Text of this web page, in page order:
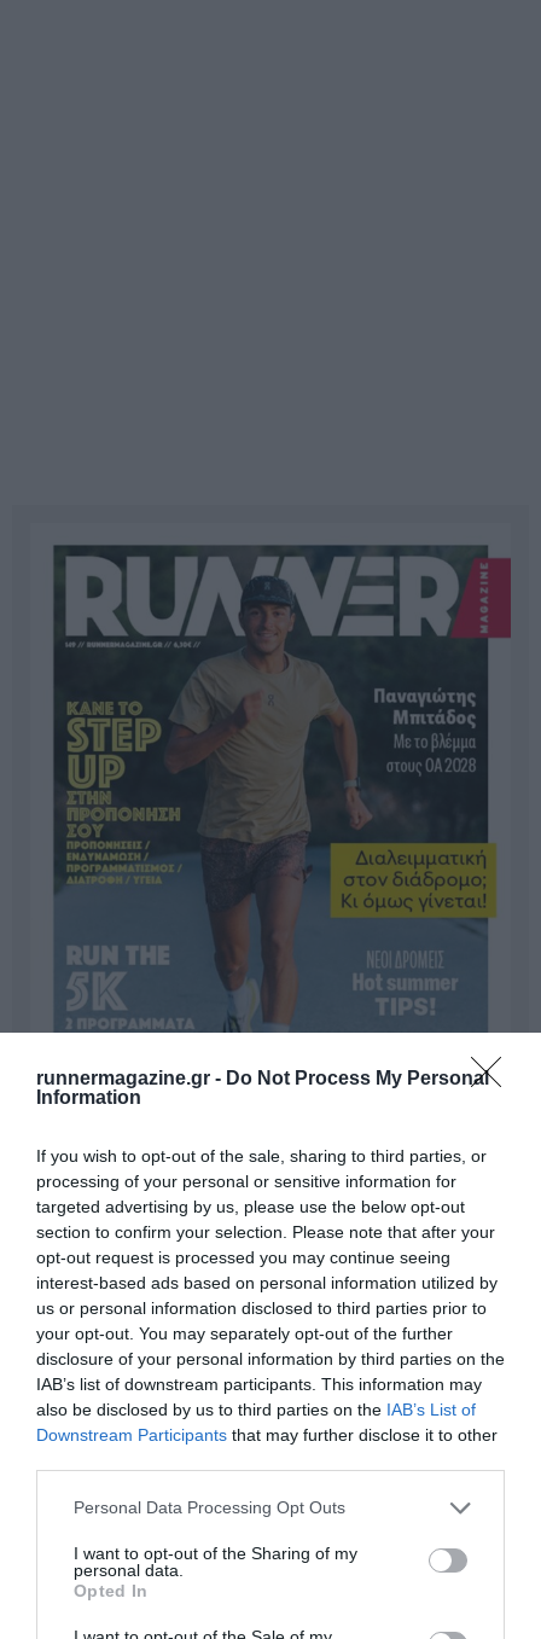
runnermagazine.gr - Do Not Process My Personal
Information
If you wish to opt-out of the sale, sharing to third parties, or
processing of your personal or sensitive information for
targeted advertising by us, please use the below opt-out
section to confirm your selection. Please note that after your
opt-out request is processed you may continue seeing
interest-based ads based on personal information utilized by
us or personal information disclosed to third parties prior to
your opt-out. You may separately opt-out of the further
disclosure of your personal information by third parties on the
IAB’s list of downstream participants. This information may
also be disclosed by us to third parties on the IAB’s List of
Downstream Participants that may further disclose it to other
Personal Data Processing Opt Outs
I want to opt-out of the Sharing of my
personal data.
Opted In
Γίνε Συνδρομητής
Βρες το RUNNER!
Όλα τα Τεύχη